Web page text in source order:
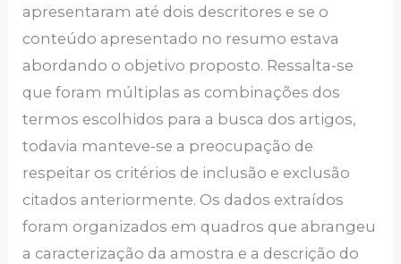
apresentaram até dois descritores e se o
conteúdo apresentado no resumo estava
abordando o objetivo proposto. Ressalta-se
que foram múltiplas as combinações dos
termos escolhidos para a busca dos artigos,
todavia manteve-se a preocupação de
respeitar os critérios de inclusão e exclusão
citados anteriormente. Os dados extraídos
foram organizados em quadros que abrangeu
a caracterização da amostra e a descrição do